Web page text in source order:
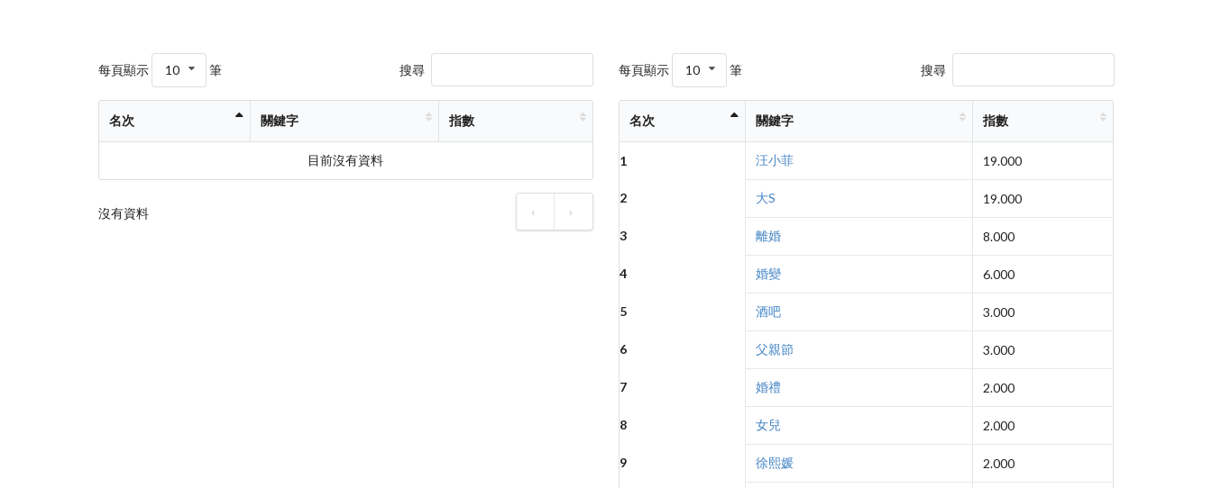
每頁顯示 10 筆 搜尋
名次 關鍵字 指數
目前沒有資料
沒有資料 ‹ ›
每頁顯示 10 筆 搜尋
名次 關鍵字 指數
1 汪小菲 19.000
2 大S 19.000
3 離婚 8.000
4 婚變 6.000
5 酒吧 3.000
6 父親節 3.000
7 婚禮 2.000
8 女兒 2.000
9 徐熙媛 2.000